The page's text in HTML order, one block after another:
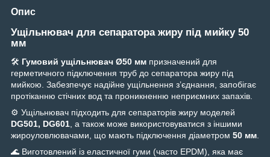
Опис
Ущільнювач для сепаратора жиру під мийку 50
мм
🛠 Гумовий ущільнювач Ø50 мм призначений для
герметичного підключення труб до сепаратора жиру під
мийкою. Забезпечує надійне ущільнення з’єднання, запобігає
протіканню стічних вод та проникненню неприємних запахів.
⚙️ Ущільнювач підходить для сепараторів жиру моделей
DG501, DG601 , а також може використовуватися з іншими
жироуловлювачами, що мають підключення діаметром 50 мм
🌊 Виготовлений із еластичної гуми (часто EPDM), яка має